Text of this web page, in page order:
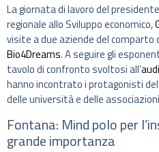
La giornata di lavoro del
regionale allo Sviluppo economico,
visite a due aziende del comparto
Bio4Dreams. A seguire gli
tavolo di confronto svoltosi all’
hanno incontrato i protagonisti
delle università e delle
Fontana: Mind polo per
grande importanza